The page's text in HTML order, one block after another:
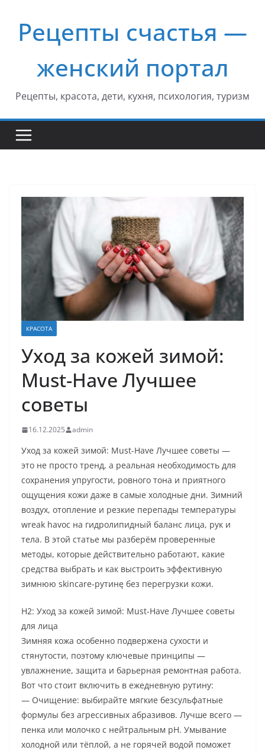
содержимому
Рецепты счастья —
женский портал
Рецепты, красота, дети, кухня, психология, туризм
КРАСОТА
Уход за кожей зимой:
Must-Have Лучшее
советы
16.12.2025 admin
Уход за кожей зимой: Must-Have Лучшее советы —
это не просто тренд, а реальная необходимость для
сохранения упругости, ровного тона и приятного
ощущения кожи даже в самые холодные дни. Зимний
воздух, отопление и резкие перепады температуры
wreak havoc на гидролипидный баланс лица, рук и
тела. В этой статье мы разберём проверенные
методы, которые действительно работают, какие
средства выбрать и как выстроить эффективную
зимнюю skincare‑рутинę без перегрузки кожи.
H2: Уход за кожей зимой: Must-Have Лучшее советы
для лица
Зимняя кожа особенно подвержена сухости и
стянутости, поэтому ключевые принципы —
увлажнение, защита и барьерная ремонтная работа.
Вот что стоит включить в ежедневную рутину:
— Очищение: выбирайте мягкие безсульфатные
формулы без агрессивных абразивов. Лучше всего —
пенка или молочко с нейтральным pH. Умывание
холодной или тёплой, а не горячей водой поможет